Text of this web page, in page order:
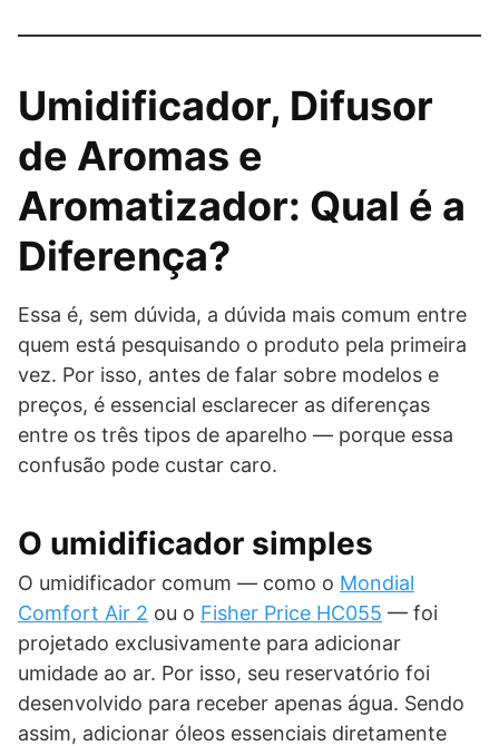
Umidificador, Difusor
de Aromas e
Aromatizador: Qual é a
Diferença?
Essa é, sem dúvida, a dúvida mais comum entre
quem está pesquisando o produto pela primeira
vez. Por isso, antes de falar sobre modelos e
preços, é essencial esclarecer as diferenças
entre os três tipos de aparelho — porque essa
confusão pode custar caro.
O umidificador simples
O umidificador comum — como o Mondial
Comfort Air 2 ou o Fisher Price HC055 — foi
projetado exclusivamente para adicionar
umidade ao ar. Por isso, seu reservatório foi
desenvolvido para receber apenas água. Sendo
assim, adicionar óleos essenciais diretamente